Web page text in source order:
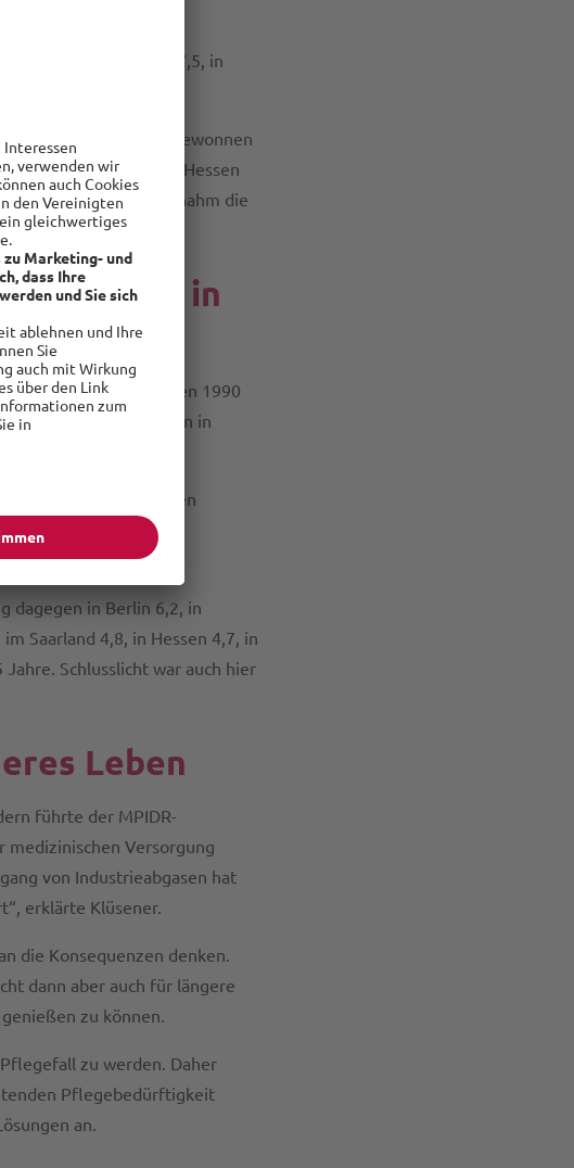
und Sachsen um 7,5, in
gestiegen.
1982 bis 2015 dazugewonnen
Westfalen mit 6,8, Hessen
Schlusslicht Bremen nahm die
in
zwischen 1990
erreichten in
Jahre. Dahinter folgen
mit 6,8 Jahren an
dagegen in Berlin 6,2, in
Saarland 4,8, in Hessen 4,7, in
Schlusslicht war auch hier
Leben
führte der MPIDR-
medizinischen Versorgung
von Industrieabgasen hat
erklärte Klüsener.
die Konsequenzen denken.
dann aber auch für längere
zu können.
zu werden. Daher
Pflegebedürftigkeit
an.